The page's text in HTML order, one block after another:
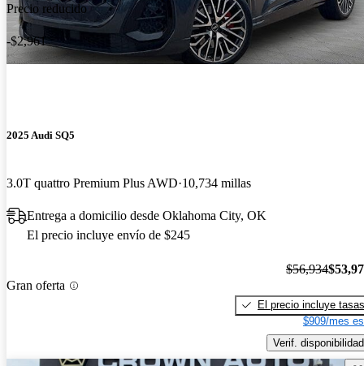
Precio reducido
-$2,961
2025 Audi SQ5
3.0T quattro Premium Plus AWD 10,734 millas
Entrega a domicilio desde Oklahoma City, OK
El precio incluye envío de $245
Gran oferta
$56,934
El precio incluye tasas
$909/mes
Verif. disponibilidad